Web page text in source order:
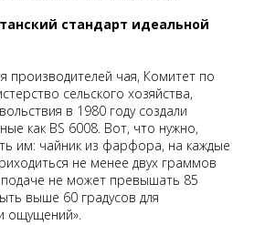
стандарт идеальной
производителей чая, Комитет по
сельского хозяйства,
в 1980 году создали
как BS 6008. Вот, что нужно,
им: чайник из фарфора, на каждые
не менее двух граммов
не может превышать 85
выше 60 градусов для
ощущений».